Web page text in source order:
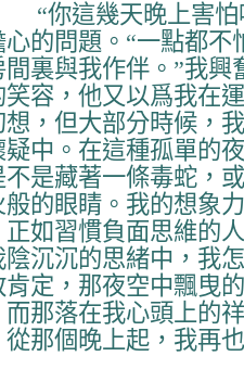
“你這幾天晚上害
心的問題。“一點都
間裏與我作伴。”我
笑容，他又以爲我在
想，但大部分時候，
疑中。在這種孤單的
不是藏著一條毒蛇，
般的眼睛。我的想象
正如習慣負面思維的
陰沉沉的思緒中，我
肯定，那夜空中飄曳
而那落在我心頭上的
從那個晚上起，我再